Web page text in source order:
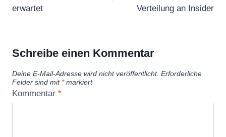
erwartet
Verteilung an Insider
Schreibe einen Kommentar
Deine E-Mail-Adresse wird nicht veröffentlicht. Erforderliche
Felder sind mit *markiert
Kommentar *